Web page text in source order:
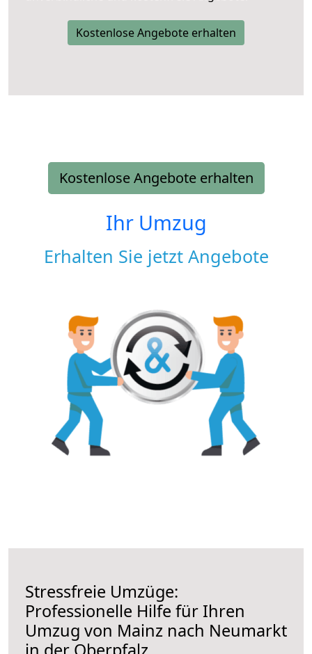
Kostenlose Angebote erhalten
Kostenlose Angebote erhalten
Ihr Umzug
Erhalten Sie jetzt Angebote
Stressfreie Umzüge:
Professionelle Hilfe für Ihren
Umzug von Mainz nach Neumarkt